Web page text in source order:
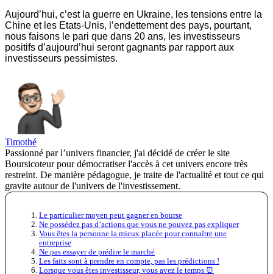
Aujourd’hui, c’est la guerre en Ukraine, les tensions entre la
Chine et les Etats-Unis, l’endettement des pays, pourtant,
nous faisons le pari que dans 20 ans, les investisseurs
positifs d’aujourd’hui seront gagnants par rapport aux
investisseurs pessimistes.
Timothé
Passionné par l’univers financier, j'ai décidé de créer le site
Boursicoteur pour démocratiser l'accès à cet univers encore très
restreint. De manière pédagogue, je traite de l'actualité et tout ce qui
gravite autour de l'univers de l'investissement.
Le particulier moyen peut gagner en bourse
Ne possédez pas d’actions que vous ne pouvez pas expliquer
Vous êtes la personne la mieux placée pour connaître une
entreprise
Ne pas essayer de prédire le marché
Les faits sont à prendre en compte, pas les prédictions !
Lorsque vous êtes investisseur, vous avez le temps ⏰